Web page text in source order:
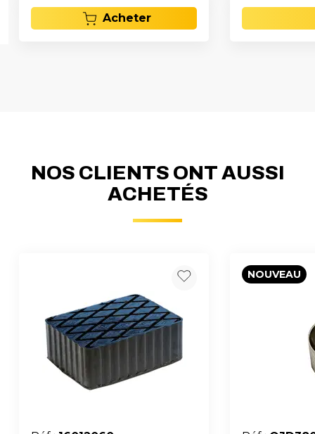
Acheter
NOS CLIENTS ONT AUSSI
ACHETÉS
NOUVEAU